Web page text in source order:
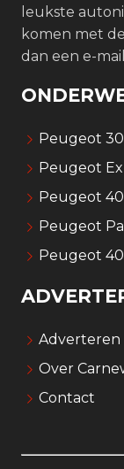
leukste
komen met
dan een e-
Peugeot
Peugeot
Peugeot
Peugeot
Peugeot
Adverteren
Over
Contact